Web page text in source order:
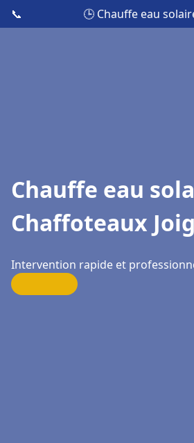
📞 🕒 Chauffe eau
Chauffe eau
Chaffoteaux
Intervention rapide et